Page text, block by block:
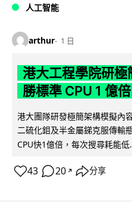
人工智能
arthur 1 日
港大工程學院研極
勝標準 CPU 1 億倍
港大團隊研發極簡架構模擬內
二硫化鉬及半金屬銻克服傳輸
CPU快1億倍，每次搜尋耗能低
43 20 ↗ 分享